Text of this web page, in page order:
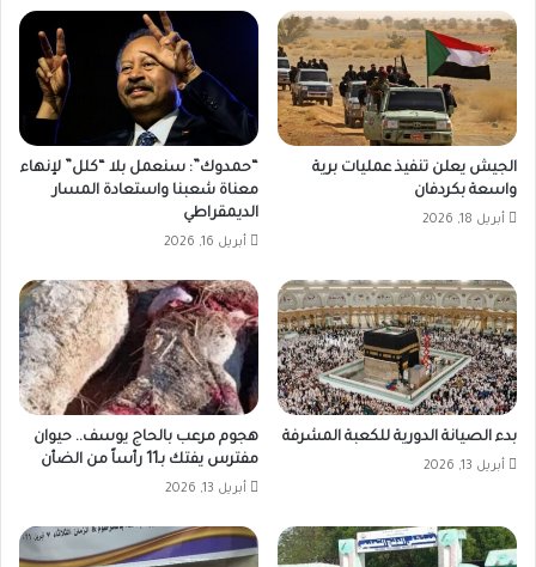
الجيش يعلن تنفيذ عمليات برية
واسعة بكردفان
أبريل 18, 2026
“حمدوك”: سنعمل بلا “كلل” لإنهاء
معناة شعبنا واستعادة المسار
الديمقراطي
أبريل 16, 2026
بدء الصيانة الدورية للكعبة المشرفة
أبريل 13, 2026
هجوم مرعب بالحاج يوسف.. حيوان
مفترس يفتك بـ11 رأساً من الضأن
أبريل 13, 2026